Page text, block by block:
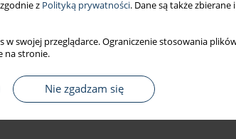
z Polityką prywatności. Dane są także
w swojej przeglądarce. Ograniczenie stosowania
na stronie.
Nie zgadzam się
o istotnym ryzyku dermatoz